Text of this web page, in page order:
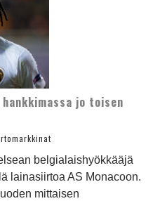
jo toisen
belgialaishyökkääjä
lainasiirtoa AS Monacoon.
mittaisen